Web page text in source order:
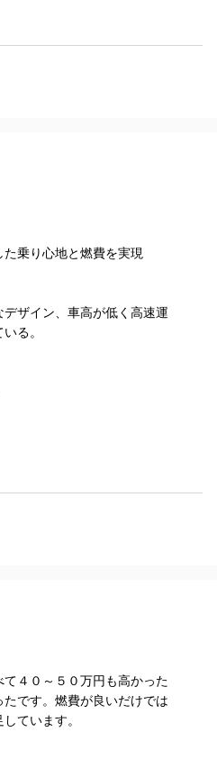
乗り心地と燃費を実現
ザイン、車高が低く高速運
る。
て４０～５０万円も高かった
です。燃費が良いだけでは
ています。